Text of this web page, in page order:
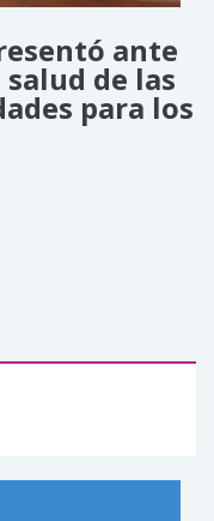
ante
salud de las
para los